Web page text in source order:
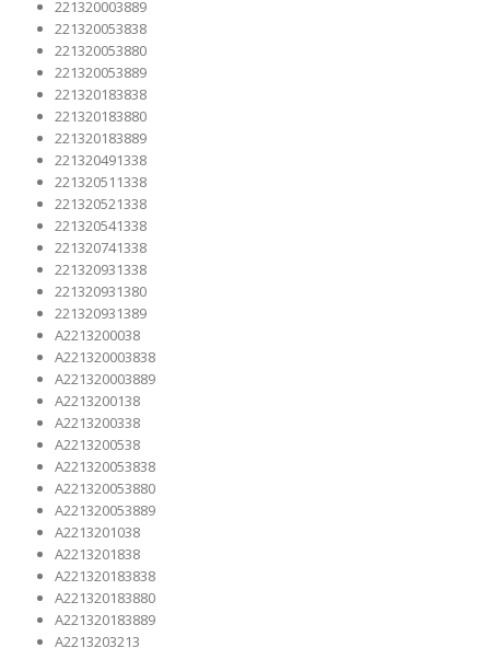
221320003889
221320053838
221320053880
221320053889
221320183838
221320183880
221320183889
221320491338
221320511338
221320521338
221320541338
221320741338
221320931338
221320931380
221320931389
A2213200038
A221320003838
A221320003889
A2213200138
A2213200338
A2213200538
A221320053838
A221320053880
A221320053889
A2213201038
A2213201838
A221320183838
A221320183880
A221320183889
A2213203213